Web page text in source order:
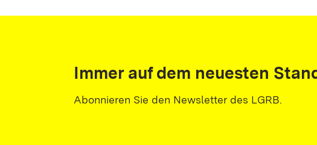
Immer auf dem neuesten
Abonnieren Sie den Newsletter des LGRB.